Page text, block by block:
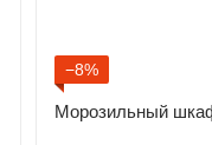
−8%
Морозильный